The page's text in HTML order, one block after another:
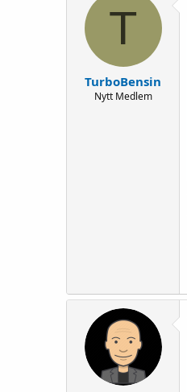
T
TurboBensin
Nytt Medlem